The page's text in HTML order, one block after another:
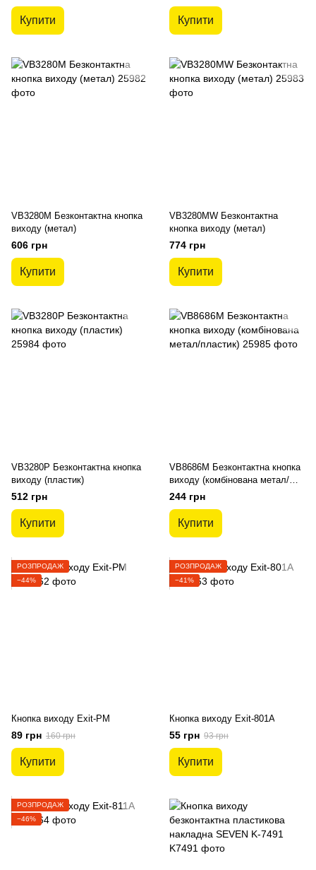
Купити Купити
VB3280M Безконтактна кнопка
виходу (метал)
606 грн
Купити
VB3280MW Безконтактна
кнопка виходу (метал)
774 грн
Купити
VB3280P Безконтактна кнопка
виходу (пластик)
512 грн
Купити
VB8686M Безконтактна кнопка
виходу (комбінована метал/
пластик)
244 грн
Купити
РОЗПРОДАЖ
−44%
Кнопка виходу Exit-PM
89 грн 160 грн
Купити
РОЗПРОДАЖ
−41%
Кнопка виходу Exit-801A
55 грн 93 грн
Купити
РОЗПРОДАЖ
−46%